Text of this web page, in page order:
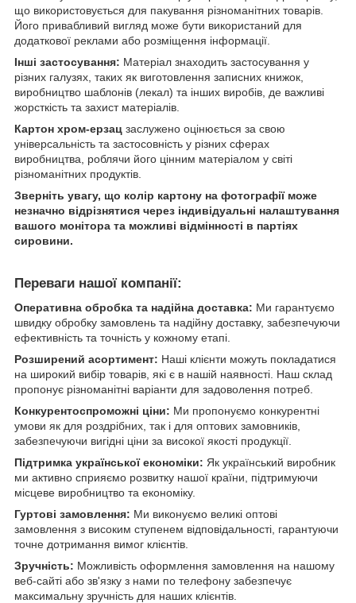
що використовується для пакування різноманітних товарів.
Його привабливий вигляд може бути використаний для
додаткової реклами або розміщення інформації.
Інші застосування: Матеріал знаходить застосування у
різних галузях, таких як виготовлення записних книжок,
виробництво шаблонів (лекал) та інших виробів, де важливі
жорсткість та захист матеріалів.
Картон хром-ерзац заслужено оцінюється за свою
універсальність та застосовність у різних сферах
виробництва, роблячи його цінним матеріалом у світі
різноманітних продуктів.
Зверніть увагу, що колір картону на фотографії може
незначно відрізнятися через індивідуальні налаштування
вашого монітора та можливі відмінності в партіях
сировини.
Переваги нашої компанії:
Оперативна обробка та надійна доставка: Ми гарантуємо
швидку обробку замовлень та надійну доставку, забезпечуючи
ефективність та точність у кожному етапі.
Розширений асортимент: Наші клієнти можуть покладатися
на широкий вибір товарів, які є в нашій наявності. Наш склад
пропонує різноманітні варіанти для задоволення потреб.
Конкурентоспроможні ціни: Ми пропонуємо конкурентні
умови як для роздрібних, так і для оптових замовників,
забезпечуючи вигідні ціни за високої якості продукції.
Підтримка української економіки: Як український виробник
ми активно сприяємо розвитку нашої країни, підтримуючи
місцеве виробництво та економіку.
Гуртові замовлення: Ми виконуємо великі оптові
замовлення з високим ступенем відповідальності, гарантуючи
точне дотримання вимог клієнтів.
Зручність: Можливість оформлення замовлення на нашому
веб-сайті або зв'язку з нами по телефону забезпечує
максимальну зручність для наших клієнтів.